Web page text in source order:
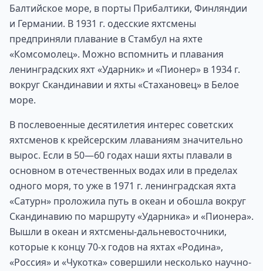
Балтийское море, в порты Прибалтики, Финляндии
и Германии. В 1931 г. одесские яхтсмены
предприняли плавание в Стамбул на яхте
«Комсомолец». Можно вспомнить и плавания
ленинградских яхт «Ударник» и «Пионер» в 1934 г.
вокруг Скандинавии и яхты «Стахановец» в Белое
море.
В послевоенные десятилетия интерес советских
яхтсменов к крейсерским ллаваниям значительно
вырос. Если в 50—60 годах наши яхты плавали в
основном в отечественных водах или в пределах
одного моря, то уже в 1971 г. ленинградская яхта
«Сатурн» проложила путь в океан и обошла вокруг
Скандинавию по маршруту «Ударника» и «Пионера».
Вышли в океан и яхтсмены-дальневосточники,
которые к концу 70-х годов на яхтах «Родина»,
«Россия» и «Чукотка» совершили несколько научно-